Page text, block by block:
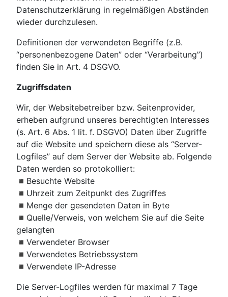
Datenschutzerklärung in regelmäßigen Abständen
wieder durchzulesen.
Definitionen der verwendeten Begriffe (z.B.
“personenbezogene Daten” oder “Verarbeitung”)
finden Sie in Art. 4 DSGVO.
Zugriffsdaten
Wir, der Websitebetreiber bzw. Seitenprovider,
erheben aufgrund unseres berechtigten Interesses
(s. Art. 6 Abs. 1 lit. f. DSGVO) Daten über Zugriffe
auf die Website und speichern diese als “Server-
Logfiles” auf dem Server der Website ab. Folgende
Daten werden so protokolliert:
◾Besuchte Website
◾Uhrzeit zum Zeitpunkt des Zugriffes
◾Menge der gesendeten Daten in Byte
◾Quelle/Verweis, von welchem Sie auf die Seite
gelangten
◾Verwendeter Browser
◾Verwendetes Betriebssystem
◾Verwendete IP-Adresse
Die Server-Logfiles werden für maximal 7 Tage